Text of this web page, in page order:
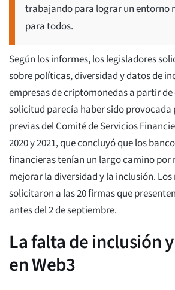
trabajando para lograr un entorno
para todos.
Según los informes, los legisladores
sobre políticas, diversidad y datos de
empresas de criptomonedas a partir de
solicitud parecía haber sido
previas del Comité de Servicios
2020 y 2021, que concluyó que los
financieras tenían un largo camino por
mejorar la diversidad y la inclusión.
solicitaron a las 20 firmas que
antes del 2 de septiembre.
La falta de inclusión
en Web3